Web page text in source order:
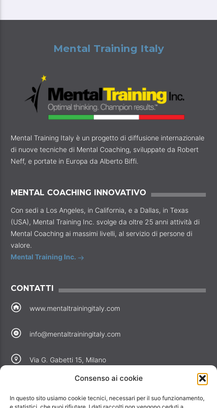
Consenso ai cookie
In questo sito usiamo cookie tecnici, necessari per il suo funzionamento,
Mental Training Italy
Mental Training Italy è un progetto di diffusione internazionale
di nuove tecniche di Mental Coaching, sviluppate da Robert
Neff, e portate in Europa da Alberto Biffi.
MENTAL COACHING INNOVATIVO
Con sedi a Los Angeles, in California, e a Dallas, in Texas
(USA), Mental Training Inc. svolge da oltre 25 anni attività di
Mental Coaching ai massimi livelli, al servizio di persone di
valore.
Mental Training Inc.
CONTATTI
www.mentaltrainingitaly.com
info@mentaltrainingitaly.com
Via G. Gabetti 15, Milano
Perché noi